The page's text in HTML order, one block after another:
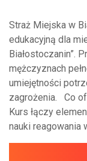
Straż Miejska w
edukacyjną dla
Białostoczanin”.
mężczyznach
umiejętności
zagrożenia. Co
Kurs łączy
nauki reagowania